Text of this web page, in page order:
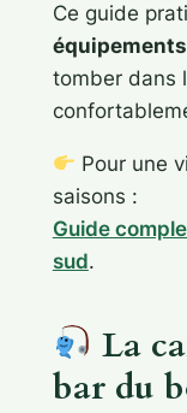
Ce guide
tomber dans
Pour une
saisons :
Guide
sud.
La
bar du